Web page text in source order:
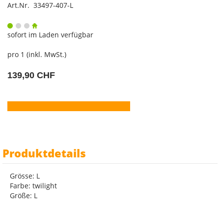
Art.Nr. 33497-407-L
sofort im Laden verfügbar
pro 1 (inkl. MwSt.)
139,90 CHF
Produktdetails
Grösse: L
Farbe: twilight
Größe: L